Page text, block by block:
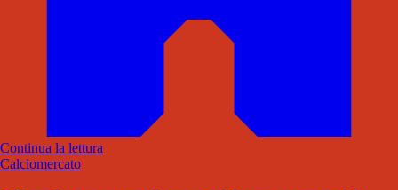
Continua la lettura
Calciomercato